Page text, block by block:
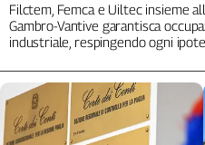
Filctem, Femca e Uiltec insieme
Gambro-Vantive garantisca
industriale, respingendo ogni